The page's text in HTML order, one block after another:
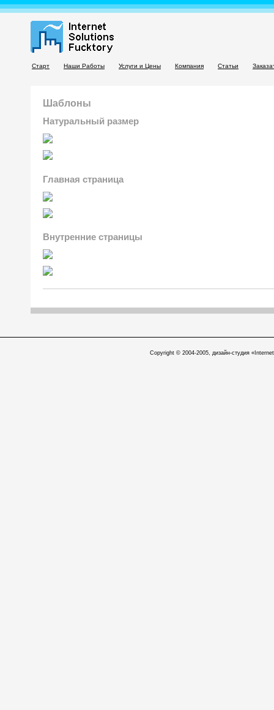
Старт Наши Работы Услуги и Цены Компания Статьи
Шаблоны
Натуральный размер
Главная страница
Внутренние страницы
Copyright © 2004-2005, дизайн-студия